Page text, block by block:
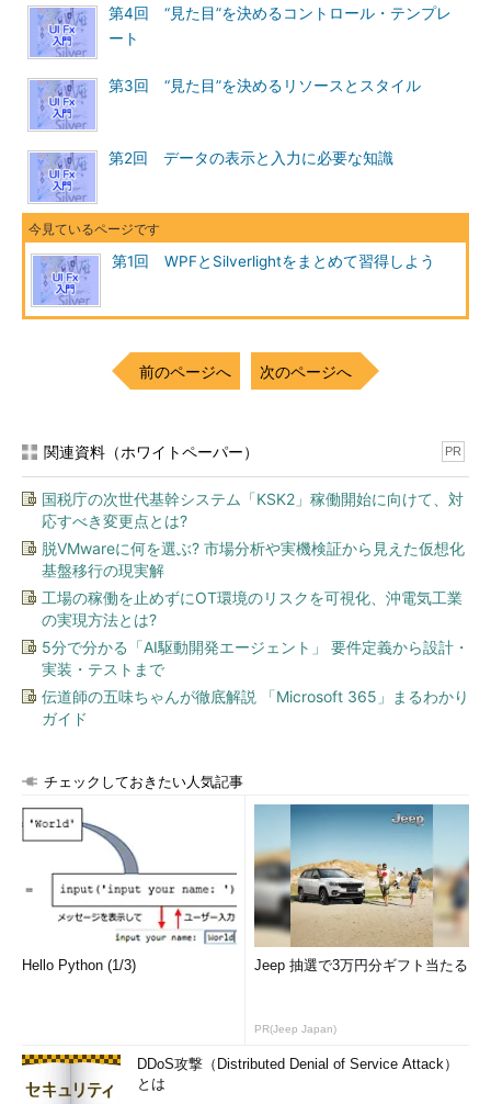
第4回 “見た目”を決めるコントロール・テンプレ
ート
第3回 “見た目”を決めるリソースとスタイル
第2回 データの表示と入力に必要な知識
第1回 WPFとSilverlightをまとめて習得しよう
前のページへ 次のページへ
関連資料（ホワイトペーパー） PR
国税庁の次世代基幹システム「KSK2」稼働開始に向けて、対
応すべき変更点とは?
脱VMwareに何を選ぶ? 市場分析や実機検証から見えた仮想化
基盤移行の現実解
工場の稼働を止めずにOT環境のリスクを可視化、沖電気工業
の実現方法とは?
5分で分かる「AI駆動開発エージェント」 要件定義から設計・
実装・テストまで
伝道師の五味ちゃんが徹底解説 「Microsoft 365」まるわかり
ガイド
チェックしておきたい人気記事
Hello Python (1/3) Jeep 抽選で3万円分ギフト当たる
PR(Jeep Japan)
DDoS攻撃（Distributed Denial of Service Attack）
とは